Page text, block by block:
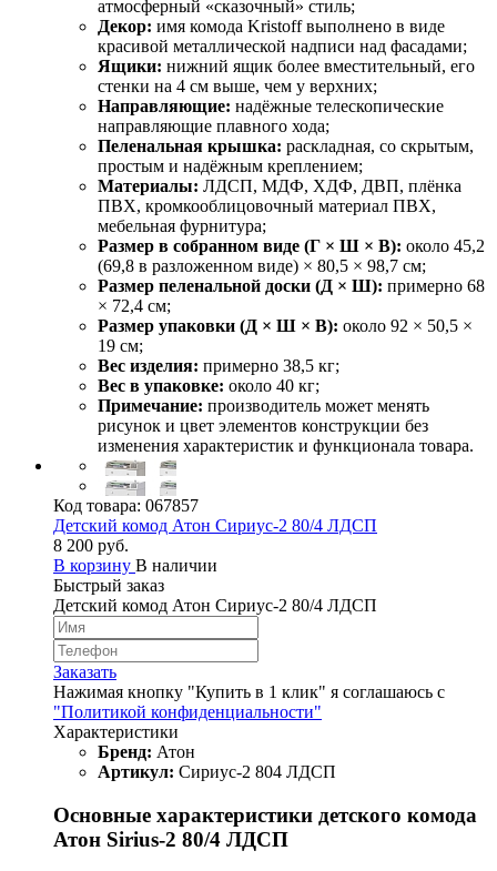
атмосферный «сказочный» стиль;
Декор: имя комода Kristoff выполнено в виде
красивой металлической надписи над фасадами;
Ящики: нижний ящик более вместительный, его
стенки на 4 см выше, чем у верхних;
Направляющие: надёжные телескопические
направляющие плавного хода;
Пеленальная крышка: раскладная, со скрытым,
простым и надёжным креплением;
Материалы: ЛДСП, МДФ, ХДФ, ДВП, плёнка
ПВХ, кромкооблицовочный материал ПВХ,
мебельная фурнитура;
Размер в собранном виде (Г × Ш × В): около 45,2
(69,8 в разложенном виде) × 80,5 × 98,7 см;
Размер пеленальной доски (Д × Ш): примерно 68
× 72,4 см;
Размер упаковки (Д × Ш × В): около 92 × 50,5 ×
19 см;
Вес изделия: примерно 38,5 кг;
Вес в упаковке: около 40 кг;
Примечание: производитель может менять
рисунок и цвет элементов конструкции без
изменения характеристик и функционала товара.
Код товара: 067857
Детский комод Атон Сириус-2 80/4 ЛДСП
8 200 руб.
В корзину В наличии
Быстрый заказ
Детский комод Атон Сириус-2 80/4 ЛДСП
Заказать
Нажимая кнопку "Купить в 1 клик" я соглашаюсь с
"Политикой конфиденциальности"
Характеристики
Бренд: Атон
Артикул: Сириус-2 804 ЛДСП
Основные характеристики детского комода
Атон Sirius-2 80/4 ЛДСП